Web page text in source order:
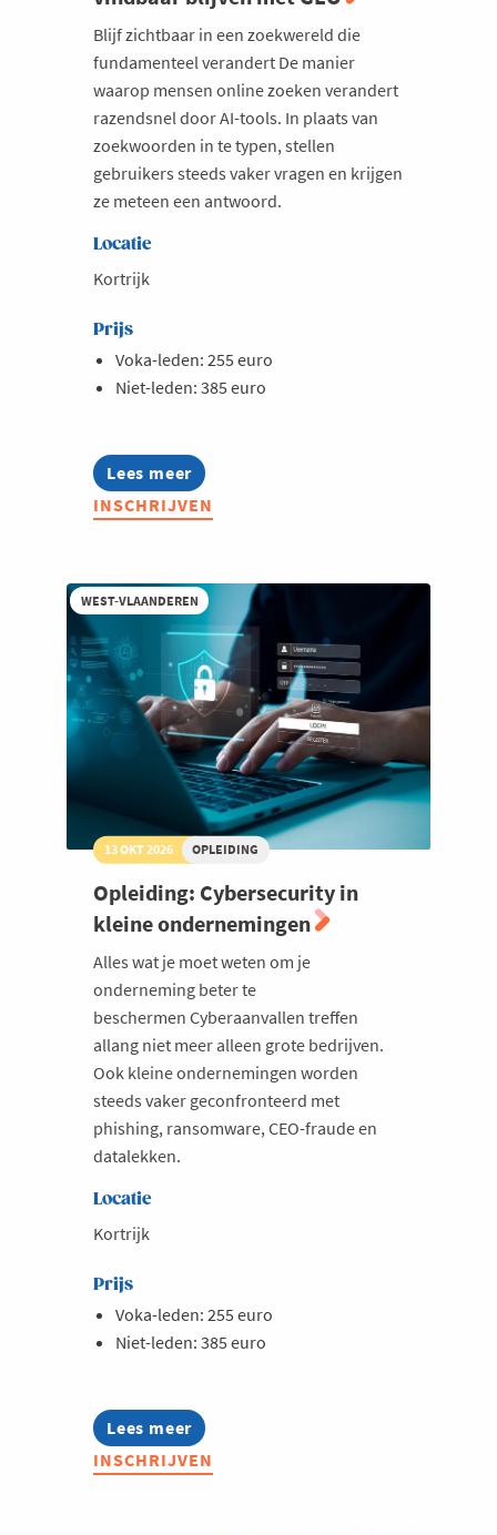
Blijf zichtbaar in een zoekwereld die
fundamenteel verandert De manier
waarop mensen online zoeken verandert
razendsnel door AI-tools. In plaats van
zoekwoorden in te typen, stellen
gebruikers steeds vaker vragen en krijgen
ze meteen een antwoord.
Locatie
Kortrijk
Prijs
Voka-leden: 255 euro
Niet-leden: 385 euro
Lees meer
about
Opleiding:
SEO
AI
-
vindbaar
blijven
met
GEO
INSCHRIJVEN
WEST-VLAANDEREN
13 OKT 2026 OPLEIDING
Opleiding: Cybersecurity in
kleine ondernemingen
Alles wat je moet weten om je
onderneming beter te
beschermen Cyberaanvallen treffen
allang niet meer alleen grote bedrijven.
Ook kleine ondernemingen worden
steeds vaker geconfronteerd met
phishing, ransomware, CEO-fraude en
datalekken.
Locatie
Kortrijk
Prijs
Voka-leden: 255 euro
Niet-leden: 385 euro
Lees meer
about
Opleiding:
Cybersecurity
INSCHRIJVEN